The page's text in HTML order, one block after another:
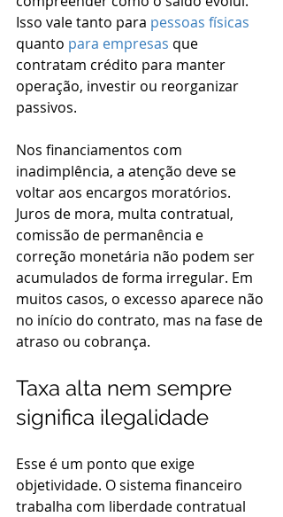
Isso vale tanto para pessoas físicas
quanto para empresas que
contratam crédito para manter
operação, investir ou reorganizar
passivos.
Nos financiamentos com
inadimplência, a atenção deve se
voltar aos encargos moratórios.
Juros de mora, multa contratual,
comissão de permanência e
correção monetária não podem ser
acumulados de forma irregular. Em
muitos casos, o excesso aparece não
no início do contrato, mas na fase de
atraso ou cobrança.
Taxa alta nem sempre
significa ilegalidade
Esse é um ponto que exige
objetividade. O sistema financeiro
trabalha com liberdade contratual